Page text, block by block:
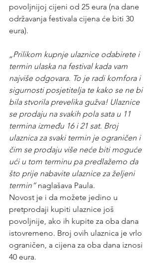
povoljnijoj cijeni od 25 eura (na dane
održavanja festivala cijena će biti 30
eura).
„Prilikom kupnje ulaznice odabirete i
termin ulaska na festival kada vam
najviše odgovara. To je radi komfora i
sigurnosti posjetitelja te kako se ne bi
bila stvorila prevelika gužva! Ulaznice
se prodaju na svakih pola sata u 11
termina između 16 i 21 sat. Broj
ulaznica za svaki termin je ograničen i
čim se prodaju više neće biti moguće
ući u tom terminu pa predlažemo da
što prije nabavite ulaznice za željeni
termin“ naglašava Paula.
Novost je i da možete jedino u
pretprodaji kupiti ulaznice još
povoljnije, ako ih kupite za oba dana
istovremeno. Broj ovih ulaznica je vrlo
ograničen, a cijena za oba dana iznosi
40 eura.